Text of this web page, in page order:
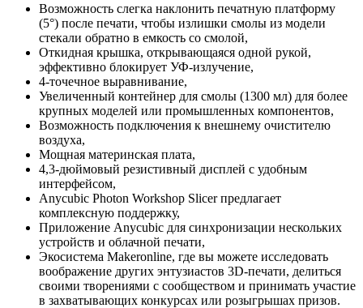
Возможность слегка наклонить печатную платформу
(5°) после печати, чтобы излишки смолы из модели
стекали обратно в емкость со смолой,
Откидная крышка, открывающаяся одной рукой,
эффективно блокирует УФ-излучение,
4-точечное выравнивание,
Увеличенный контейнер для смолы (1300 мл) для более
крупных моделей или промышленных компонентов,
Возможность подключения к внешнему очистителю
воздуха,
Мощная материнская плата,
4,3-дюймовый резистивный дисплей с удобным
интерфейсом,
Anycubic Photon Workshop Slicer предлагает
комплексную поддержку,
Приложение Anycubic для синхронизации нескольких
устройств и облачной печати,
Экосистема Makeronline, где вы можете исследовать
воображение других энтузиастов 3D-печати, делиться
своими творениями с сообществом и принимать участие
в захватывающих конкурсах или розыгрышах призов.